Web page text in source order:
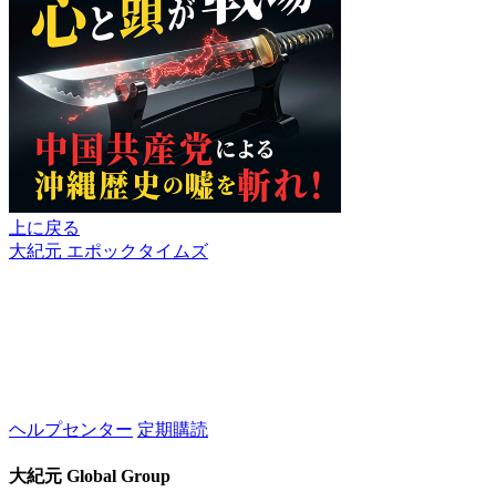
上に戻る
大紀元 エポックタイムズ
ヘルプセンター 定期購読
大紀元 Global Group